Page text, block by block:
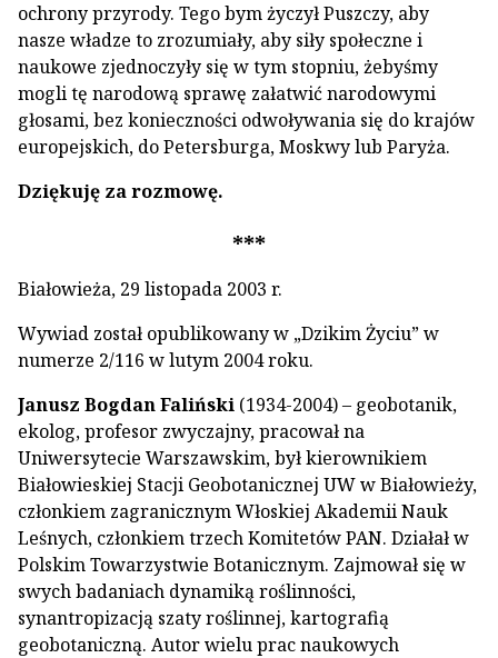
ochrony przyrody. Tego bym życzył Puszczy, aby
nasze władze to zrozumiały, aby siły społeczne i
naukowe zjednoczyły się w tym stopniu, żebyśmy
mogli tę narodową sprawę załatwić narodowymi
głosami, bez konieczności odwoływania się do krajów
europejskich, do Petersburga, Moskwy lub Paryża.
Dziękuję za rozmowę.
***
Białowieża, 29 listopada 2003 r.
Wywiad został opublikowany w „Dzikim Życiu” w
numerze 2/116 w lutym 2004 roku.
Janusz Bogdan Faliński (1934-2004) – geobotanik,
ekolog, profesor zwyczajny, pracował na
Uniwersytecie Warszawskim, był kierownikiem
Białowieskiej Stacji Geobotanicznej UW w Białowieży,
członkiem zagranicznym Włoskiej Akademii Nauk
Leśnych, członkiem trzech Komitetów PAN. Działał w
Polskim Towarzystwie Botanicznym. Zajmował się w
swych badaniach dynamiką roślinności,
synantropizacją szaty roślinnej, kartografią
geobotaniczną. Autor wielu prac naukowych